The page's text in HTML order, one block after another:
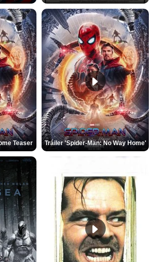
Teaser Tráiler 'Spider-Man: No Way Home'